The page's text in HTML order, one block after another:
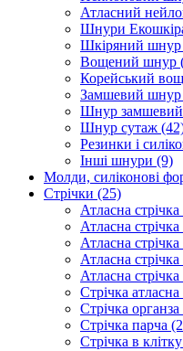
Атласний
Шнури
Шкіряний шнур
Вощений шнур
Корейський
Замшевий шнур
Шнур замшевий
Шнур сутаж
Резинки і
Інші шнури (9)
Молди, силіконові
Стрічки (25)
Атласна
Атласна
Атласна
Атласна
Атласна
Стрічка
Стрічка
Стрічка парча
Стрічка в клітку